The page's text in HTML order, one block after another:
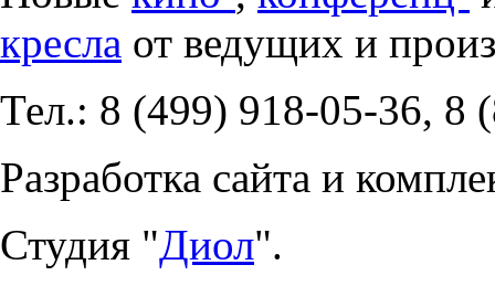
кресла от ведущих и
Тел.: 8 (499) 918-05-36, 8
Разработка сайта и
Студия "Диол".